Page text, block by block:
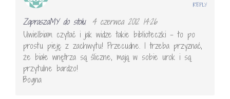
ZapraszaMY do stołu
4 czerwca 2012 14:26
Uwielbiam czytać i jak widze takie biblioteczki – to po
prostu pieję z zachwytu! Przecudne. I trzeba przyznać,
że białe wnętrza są śliczne, mają w sobie urok i są
przytulne bardzo!
Bogna
REPLY